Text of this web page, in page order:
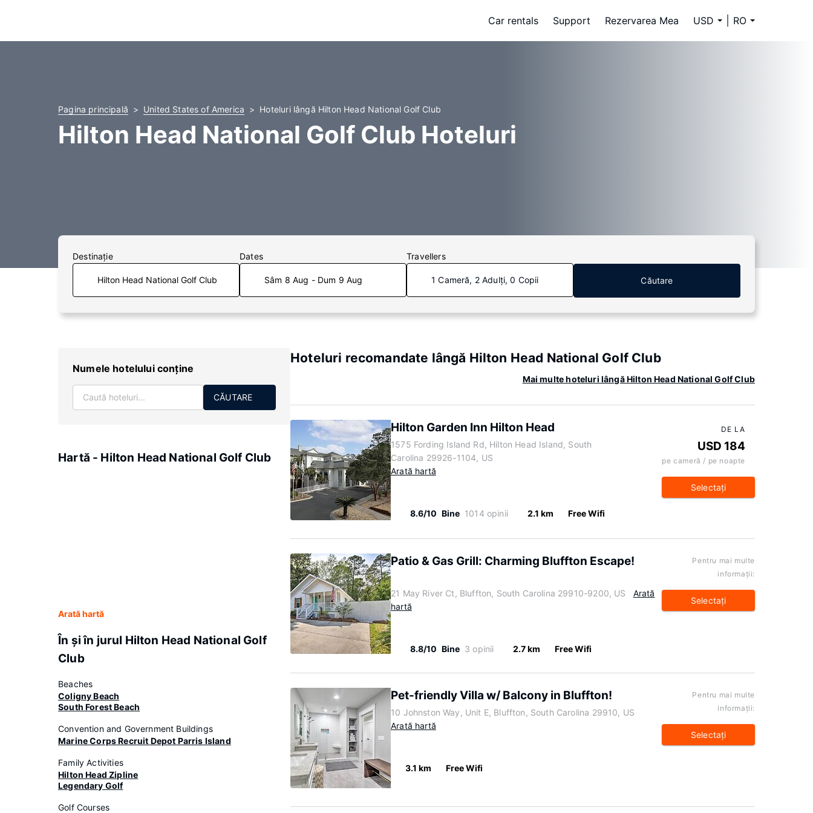
Car rentals Support Rezervarea Mea USD RO
Pagina principală United States of America Hoteluri lângă Hilton Head National Golf Club
Hilton Head National Golf Club Hoteluri
Destinaţie Dates
Sâm 8 Aug - Dum 9 Aug
Travellers
1 Cameră, 2 Adulți, 0 Copii Căutare
Numele hotelului conţine
CĂUTARE
Hartă - Hilton Head National Golf Club
Arată hartă
În şi în jurul Hilton Head National Golf
Club
Beaches
Coligny Beach
South Forest Beach
Convention and Government Buildings
Marine Corps Recruit Depot Parris Island
Family Activities
Hilton Head Zipline
Legendary Golf
Golf Courses
Hoteluri recomandate lângă Hilton Head National Golf Club
Mai multe hoteluri lângă Hilton Head National Golf Club
Hilton Garden Inn Hilton Head
1575 Fording Island Rd, Hilton Head Island, South
Carolina 29926-1104, US
Arată hartă
8.6/10 Bine 1014 opinii 2.1 km Free Wifi
DE LA
USD 184
pe cameră / pe noapte
Selectaţi
Patio & Gas Grill: Charming Bluffton Escape!
21 May River Ct, Bluffton, South Carolina 29910-9200, US
Arată
hartă
8.8/10 Bine 3 opinii 2.7 km Free Wifi
Pentru mai multe
informaţii:
Selectaţi
Pet-friendly Villa w/ Balcony in Bluffton!
10 Johnston Way, Unit E, Bluffton, South Carolina 29910, US
Arată hartă
3.1 km Free Wifi
Pentru mai multe
informaţii:
Selectaţi